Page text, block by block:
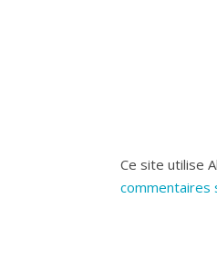
Ce site utilise
commentaires